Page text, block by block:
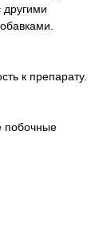
к препарату.
побочные